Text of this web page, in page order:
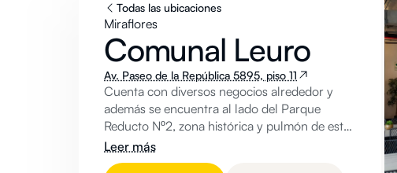
Todas las ubicaciones
Miraflores
Comunal Leuro
Av. Paseo de la República 5895, piso 11
Cuenta con diversos negocios alrededor y
además se encuentra al lado del Parque
Reducto Nº2, zona histórica y pulmón de esta
parte del distrito.
Leer más